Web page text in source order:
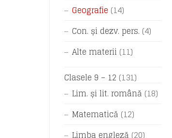
Geografie (14)
Con. și dezv. pers. (4)
Alte materii (11)
Clasele 9 – 12 (131)
Lim. și lit. română (18)
Matematică (12)
Limba engleză (20)